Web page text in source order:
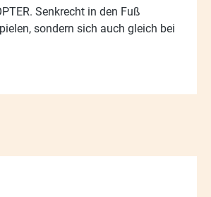
Senkrecht in den Fuß
sondern sich auch gleich bei